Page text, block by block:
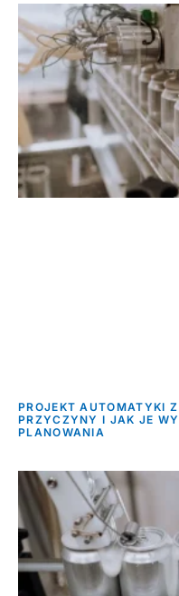
PROJEKT AUTOMATYKI
PRZYCZYNY I JAK JE
PLANOWANIA